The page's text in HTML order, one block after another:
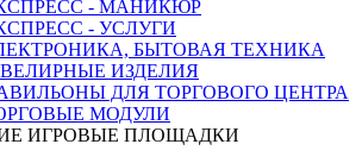
- МАНИКЮР
- УСЛУГИ
БЫТОВАЯ ТЕХНИКА
ИЗДЕЛИЯ
ДЛЯ ТОРГОВОГО ЦЕНТРА
МОДУЛИ
ИГРОВЫЕ ПЛОЩАДКИ